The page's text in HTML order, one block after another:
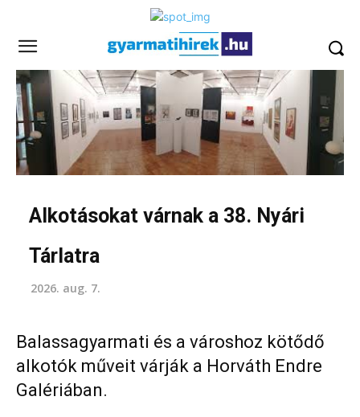
Alkotásokat várnak a 38. Nyári
Tárlatra
2026. aug. 7.
Balassagyarmati és a városhoz kötődő
alkotók műveit várják a Horváth Endre
Galériában.